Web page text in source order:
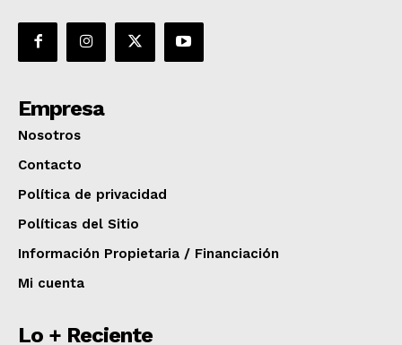
Empresa
Nosotros
Contacto
Política de privacidad
Políticas del Sitio
Información Propietaria / Financiación
Mi cuenta
Lo + Reciente